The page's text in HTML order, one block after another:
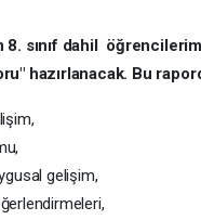
8. sınıf dahil
hazırlanacak. Bu
gelişim,